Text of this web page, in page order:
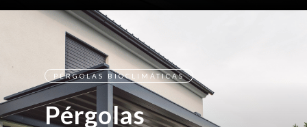
PÉRGOLAS BIOCLIMÁTICAS
Pérgolas